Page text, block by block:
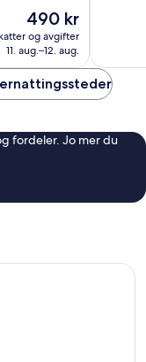
Prisen
490 kr
490 kr
og avgifter
11. aug.–12. aug.
fordeler. Jo mer du